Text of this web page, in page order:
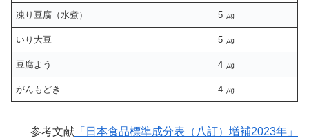
凍り豆腐（水煮） 5 ㎍
いり大豆 5 ㎍
豆腐よう 4 ㎍
がんもどき 4 ㎍
参考文献 「日本食品標準成分表（八訂）増補2023年」